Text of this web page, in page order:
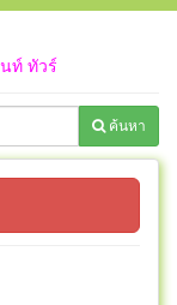
ท์ ทัวร์
ค้นหา